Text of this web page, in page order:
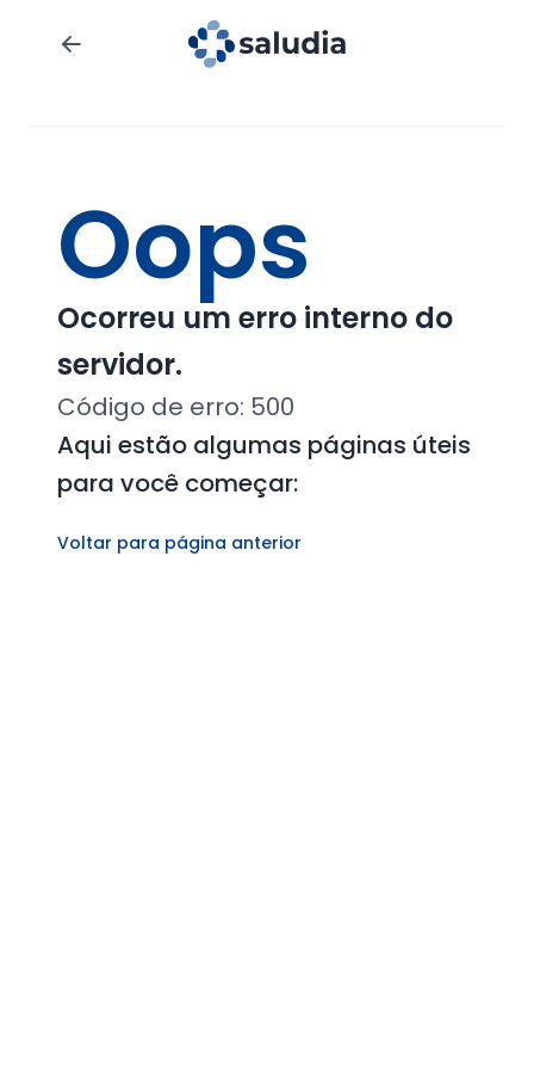
Oops
Ocorreu um erro interno do
servidor.
Código de erro: 500
Aqui estão algumas páginas úteis
para você começar:
Voltar para página anterior